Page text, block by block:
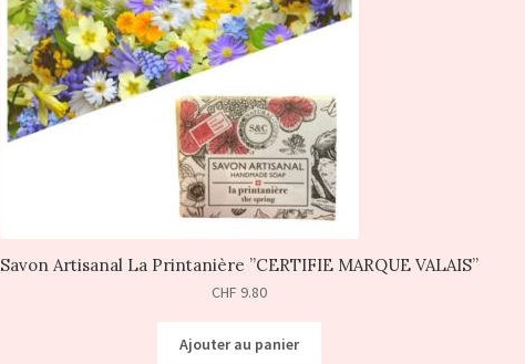
Savon Artisanal La Printanière ”CERTIFIE MARQUE VALAIS”
CHF 9.80
Ajouter au panier